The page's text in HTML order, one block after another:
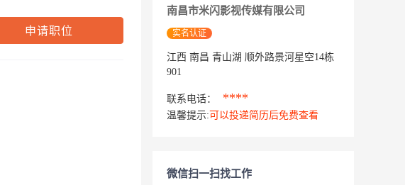
申请职位
南昌市米闪影视传媒有限公司
实名认证
江西 南昌 青山湖 顺外路景河星空14栋
901
联系电话： ****
温馨提示: 可以投递简历后免费查看
微信扫一扫找工作